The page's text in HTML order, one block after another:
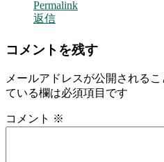
Permalink
返信
コメントを残す
メールアドレスが公開されるこ
ている欄は必須項目です
コメント ※